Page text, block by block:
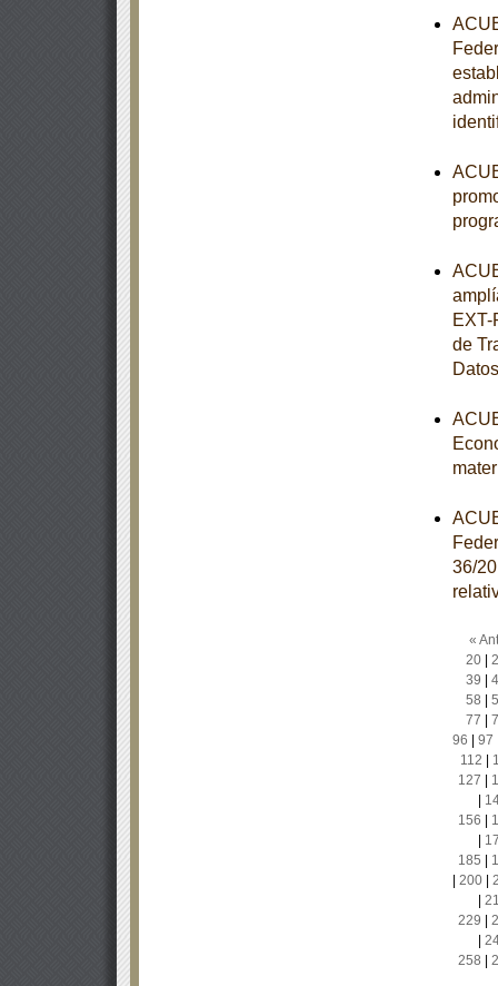
de
36/
«
20|
39
58
77
96
97
112
127
156
185
200|
229
258